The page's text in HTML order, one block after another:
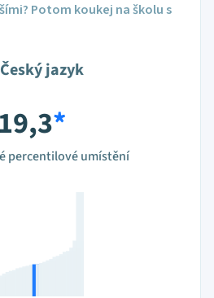
Potom koukej na školu s
Český jazyk
19,3*
percentilové umístění